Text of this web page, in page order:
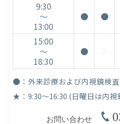
9:30
～
13:00
● ●
15:00
～
18:30
● ／
●：外来診療および内視鏡検査
★：9:30～16:30 (日曜日は内
お問い合わせ